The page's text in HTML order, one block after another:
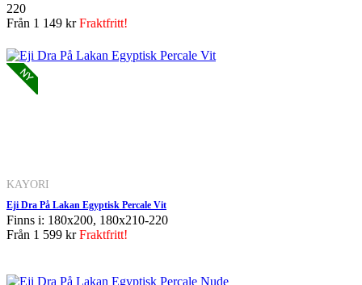
220
Från 1 149 krFraktfritt!
KAYORI
Eji Dra På Lakan Egyptisk Percale Vit
Finns i: 180x200, 180x210-220
Från 1 599 krFraktfritt!